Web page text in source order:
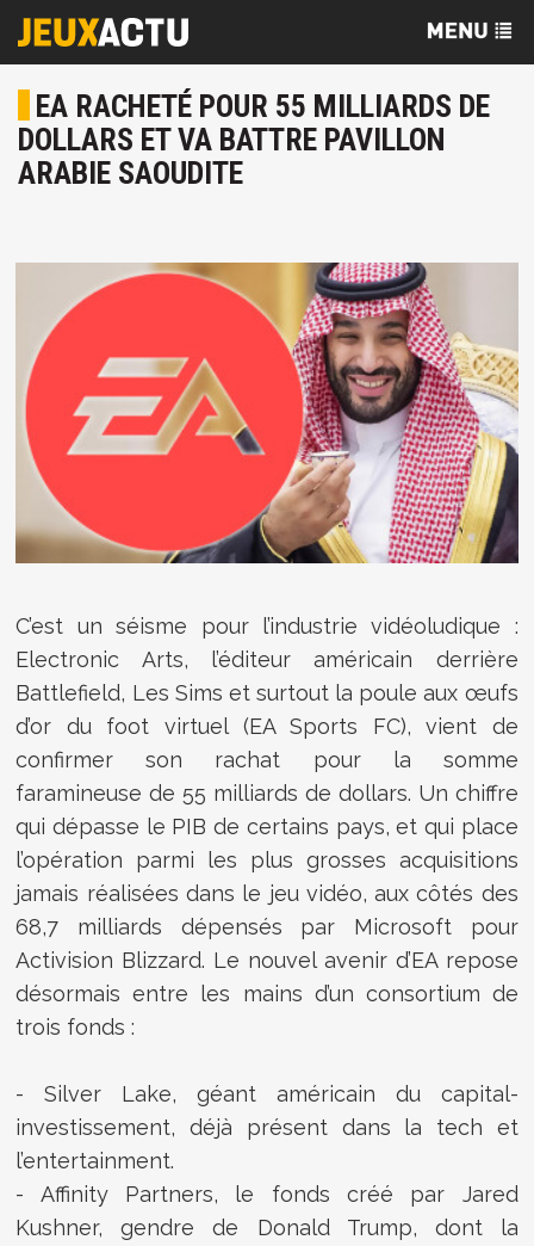
EA RACHETÉ POUR 55 MILLIARDS DE
DOLLARS ET VA BATTRE PAVILLON
ARABIE SAOUDITE
C’est un séisme pour l’industrie vidéoludique :
Electronic Arts, l’éditeur américain derrière
Battlefield, Les Sims et surtout la poule aux œufs
d’or du foot virtuel (EA Sports FC), vient de
confirmer son rachat pour la somme
faramineuse de 55 milliards de dollars. Un chiffre
qui dépasse le PIB de certains pays, et qui place
l’opération parmi les plus grosses acquisitions
jamais réalisées dans le jeu vidéo, aux côtés des
68,7 milliards dépensés par Microsoft pour
Activision Blizzard. Le nouvel avenir d’EA repose
désormais entre les mains d’un consortium de
trois fonds :
- Silver Lake, géant américain du capital-
investissement, déjà présent dans la tech et
l’entertainment.
- Affinity Partners, le fonds créé par Jared
Kushner, gendre de Donald Trump, dont la